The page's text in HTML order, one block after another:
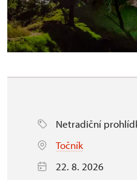
Netradiční
Točník
22. 8. 2026